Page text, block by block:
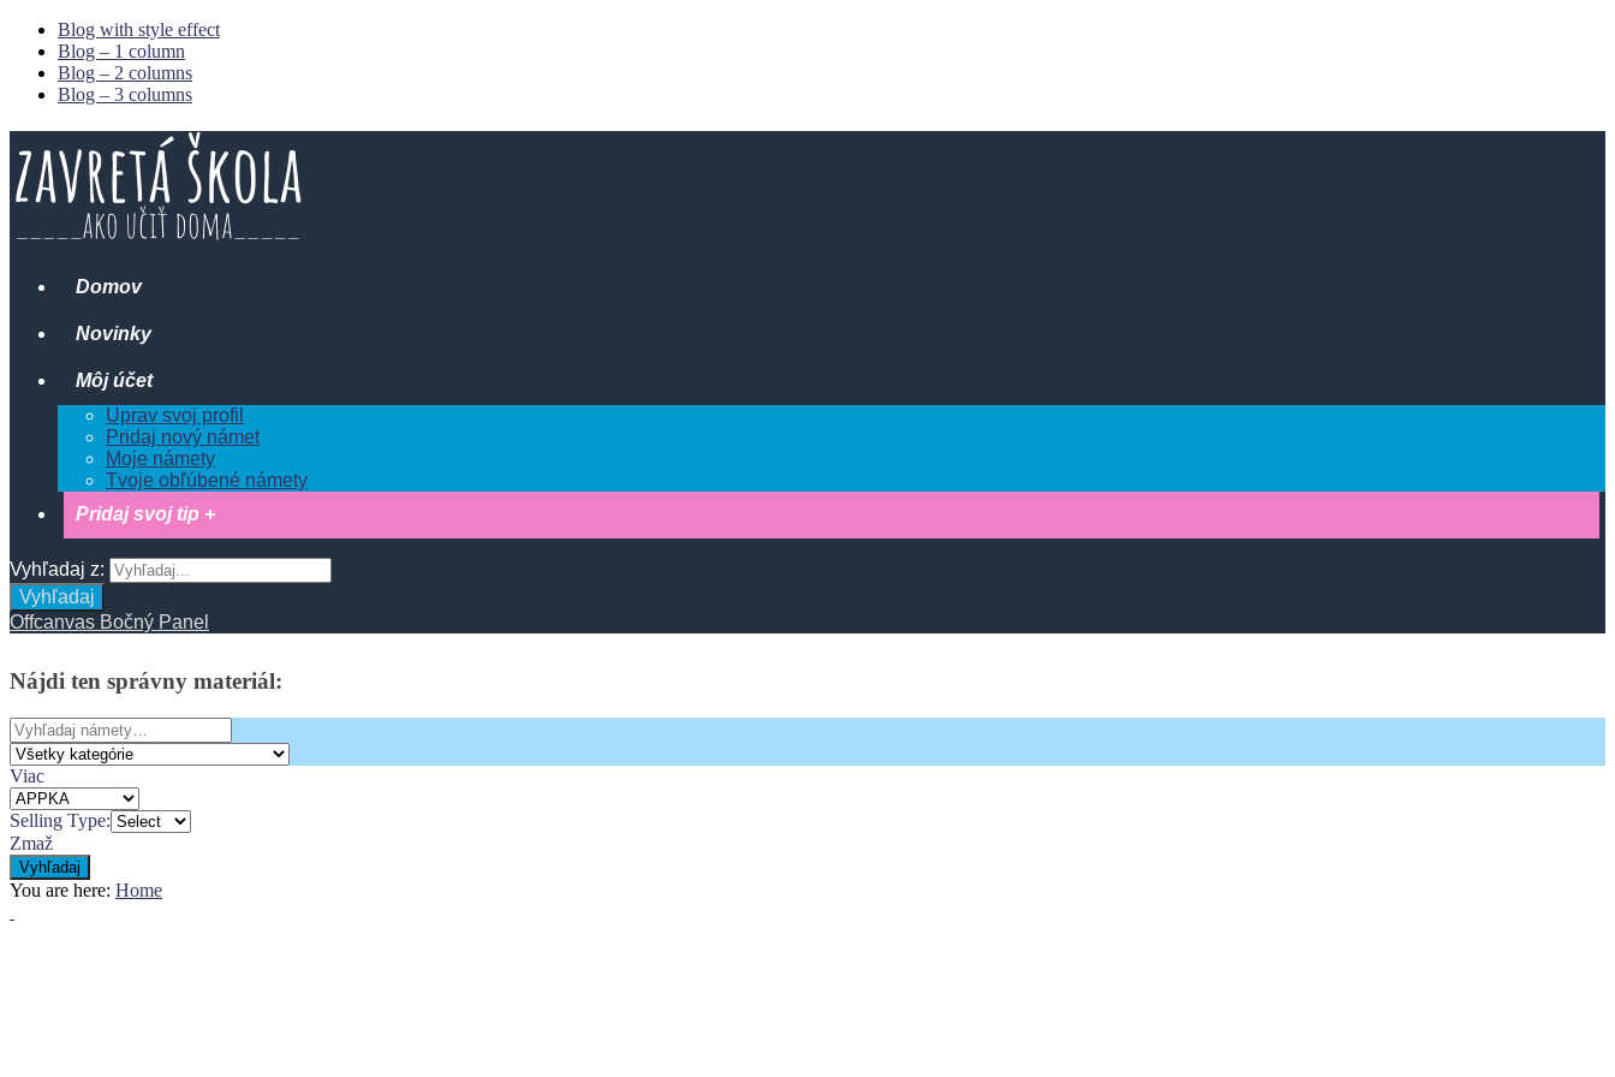
Blog with style effect
Blog – 1 column
Blog – 2 columns
Blog – 3 columns
Domov
Novinky
Môj účet
Uprav svoj profil
Pridaj nový námet
Moje námety
Tvoje obľúbené námety
Pridaj svoj tip +
Vyhľadaj z:
Vyhľadaj
Offcanvas Bočný Panel
Nájdi ten správny materiál:
Search
for:
Viac
Selling Type:
Zmaž
Vyhľadaj
You are here: Home